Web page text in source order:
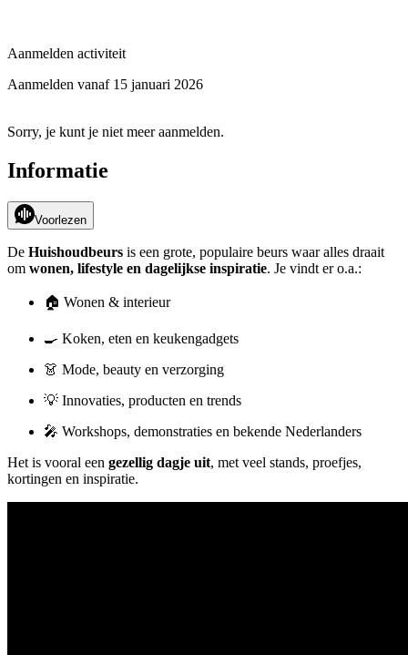
Aanmelden activiteit
Aanmelden vanaf 15 januari 2026
Sorry, je kunt je niet meer aanmelden.
Informatie
Voorlezen
De Huishoudbeurs is een grote, populaire beurs waar alles draait
om wonen, lifestyle en dagelijkse inspiratie. Je vindt er o.a.:
🏠 Wonen & interieur
🍳 Koken, eten en keukengadgets
👗 Mode, beauty en verzorging
💡 Innovaties, producten en trends
🎤 Workshops, demonstraties en bekende Nederlanders
Het is vooral een gezellig dagje uit, met veel stands, proefjes,
kortingen en inspiratie.